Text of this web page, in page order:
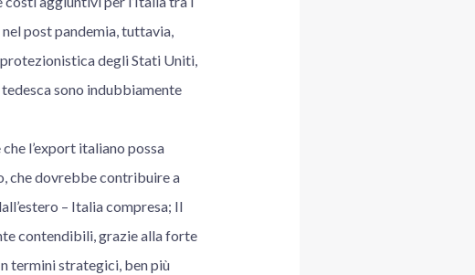
nel post pandemia, tuttavia,
degli Stati Uniti,
sono indubbiamente
l’export italiano possa
che dovrebbe contribuire a
– Italia compresa; Il
contendibili, grazie alla forte
termini strategici, ben più